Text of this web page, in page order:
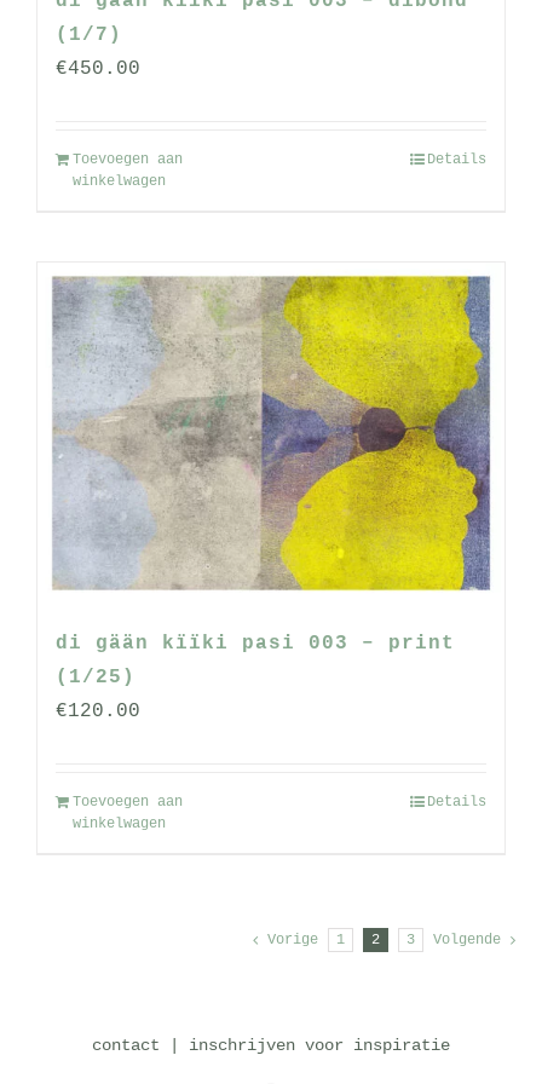
(1/7)
€450.00
Toevoegen aan
winkelwagen
Details
di gään kïïki pasi 003 – print
(1/25)
€120.00
Toevoegen aan
winkelwagen
Details
Vorige 1 2 3 Volgende
contact | inschrijven voor inspiratie